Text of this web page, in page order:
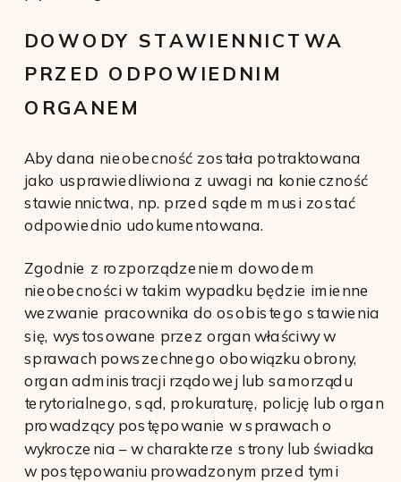
DOWODY STAWIENNICTWA
PRZED ODPOWIEDNIM
ORGANEM
Aby dana nieobecność została potraktowana
jako usprawiedliwiona z uwagi na konieczność
stawiennictwa, np. przed sądem musi zostać
odpowiednio udokumentowana.
Zgodnie z rozporządzeniem dowodem
nieobecności w takim wypadku będzie imienne
wezwanie pracownika do osobistego stawienia
się, wystosowane przez organ właściwy w
sprawach powszechnego obowiązku obrony,
organ administracji rządowej lub samorządu
terytorialnego, sąd, prokuraturę, policję lub organ
prowadzący postępowanie w sprawach o
wykroczenia – w charakterze strony lub świadka
w postępowaniu prowadzonym przed tymi